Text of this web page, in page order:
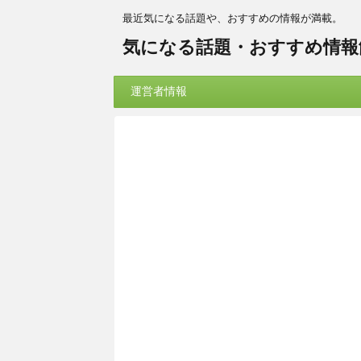
最近気になる話題や、おすすめの情報が満載。
気になる話題・おすすめ情
運営者情報